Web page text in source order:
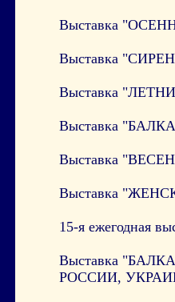
Выставка
Выставка
Выставка
Выставка
Выставка
Выставка
15-я ежегодная
Выставка
РОССИИ,